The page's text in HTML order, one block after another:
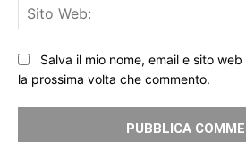
Salva il mio nome, email e sito
la prossima volta che commento.